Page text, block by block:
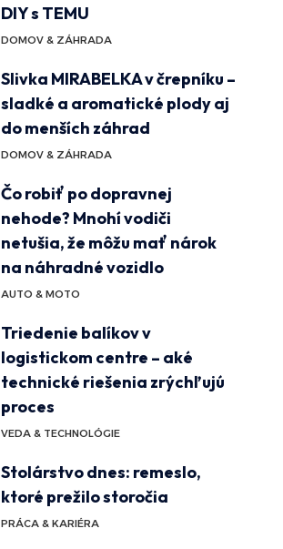
DIY s TEMU
DOMOV & ZÁHRADA
Slivka MIRABELKA v črepníku –
sladké a aromatické plody aj
do menších záhrad
DOMOV & ZÁHRADA
Čo robiť po dopravnej
nehode? Mnohí vodiči
netušia, že môžu mať nárok
na náhradné vozidlo
AUTO & MOTO
Triedenie balíkov v
logistickom centre – aké
technické riešenia zrýchľujú
proces
VEDA & TECHNOLÓGIE
Stolárstvo dnes: remeslo,
ktoré prežilo storočia
PRÁCA & KARIÉRA